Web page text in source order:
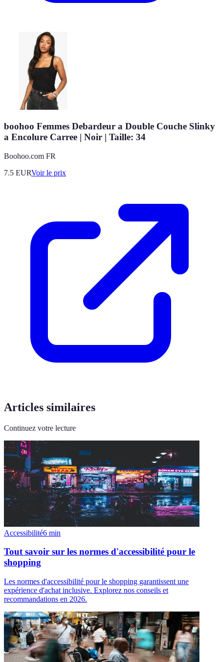
boohoo Femmes Debardeur a Double Couche Slinky
a Encolure Carree | Noir | Taille: 34
Boohoo.com FR
7.5 EURVoir le prix
Articles similaires
Continuez votre lecture
Accessibilité6 min
Tout savoir sur les normes d'accessibilité pour le
shopping
Les normes d'accessibilité pour le shopping garantissent une
expérience d'achat inclusive. Explorez nos conseils et
recommandations en 2026.